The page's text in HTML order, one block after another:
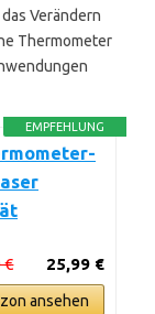
Verändern
Thermometer
EMPFEHLUNG
25,99 €
€
ansehen